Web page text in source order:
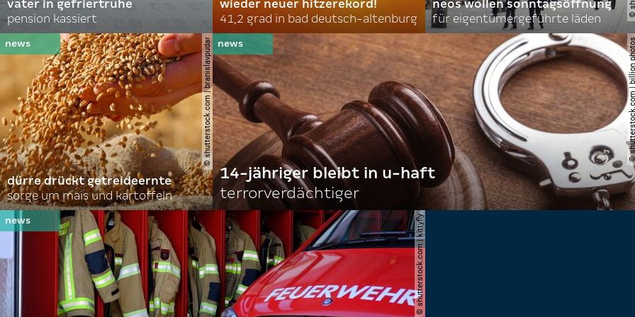
vater in gefriertruhe
pension kassiert
wieder neuer hitzerekord!
41,2 grad in bad deutsch-altenburg
neos wollen sonntagsöffnung
für eigentümergeführte läden
© shutterstock.com | branislavpudar
dürre drückt getreideernte
sorge um mais und kartoffeln
©
14-jähriger bleibt in u-haft
terrorverdächtiger
© shutterstock.com | kittyfly